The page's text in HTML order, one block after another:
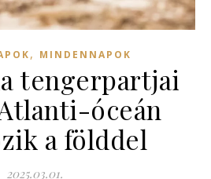
, MINDENNAPOK
tengerpartjai
óceán
a földdel
2025.03.01.